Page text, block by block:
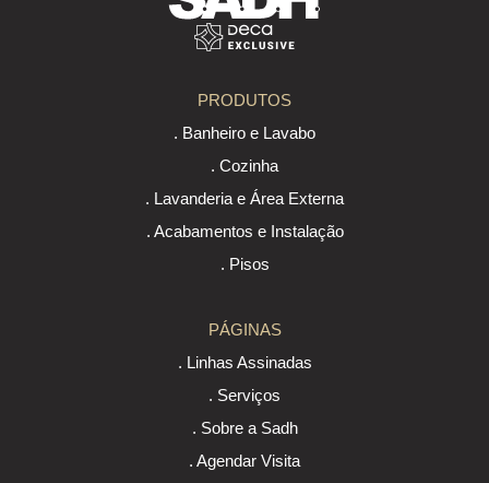
PRODUTOS
. Banheiro e Lavabo
. Cozinha
. Lavanderia e Área Externa
. Acabamentos e Instalação
. Pisos
PÁGINAS
. Linhas Assinadas
. Serviços
. Sobre a Sadh
. Agendar Visita